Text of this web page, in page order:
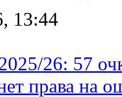
13:44
26: 57
права на